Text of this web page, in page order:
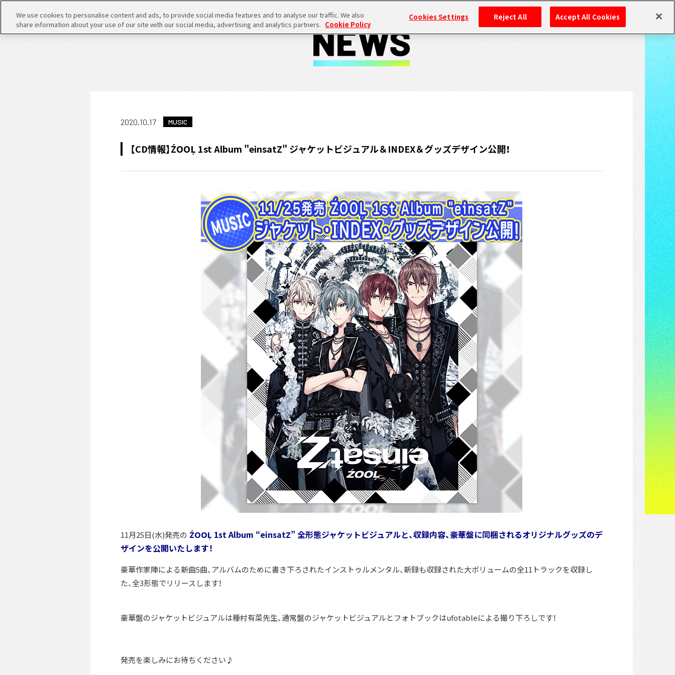
2020.10.17 MUSIC
【CD情報】ŹOOĻ 1st Album "einsatZ" ジャケットビジュアル＆INDEX＆グッズデザイン公開！
11月25日(水)発売の ŹOOĻ 1st Album “einsatZ” 全形態ジャケットビジュアルと、収録内容、豪華盤に同梱されるオリジナルグッズのデ
ザインを公開いたします！
豪華作家陣による新曲5曲、アルバムのために書き下ろされたインストゥルメンタル、新録も収録された大ボリュームの全11トラックを収録し
た、全3形態でリリースします！
豪華盤のジャケットビジュアルは種村有菜先生、通常盤のジャケットビジュアルとフォトブックはufotableによる撮り下ろしです！
発売を楽しみにお待ちください♪
We use cookies to personalise content and ads, to provide social media features and to analyse our traffic. We also
share information about your use of our site with our social media, advertising and analytics partners. Cookie Policy
Cookies Settings Reject All Accept All Cookies